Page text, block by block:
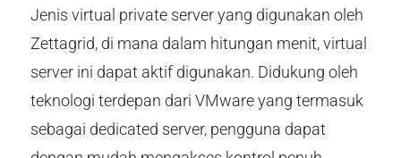
Jenis virtual private server yang digunakan oleh
Zettagrid, di mana dalam hitungan menit, virtual
server ini dapat aktif digunakan. Didukung oleh
teknologi terdepan dari VMware yang termasuk
sebagai dedicated server, pengguna dapat